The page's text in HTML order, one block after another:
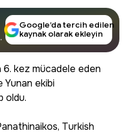
Google’da tercih edilen
kaynak olarak ekleyin
6. kez mücadele eden
Yunan ekibi
oldu.
Turkish